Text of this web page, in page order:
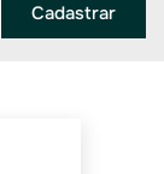
Cadastrar